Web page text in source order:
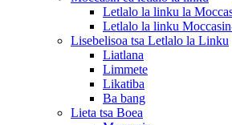
Letlalo la linku la
Letlalo la linku
Lisebelisoa tsa Letlalo la Linku
Liatlana
Limmete
Likatiba
Ba bang
Lieta tsa Boea